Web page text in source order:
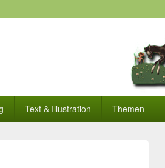
Text & Illustration Themen